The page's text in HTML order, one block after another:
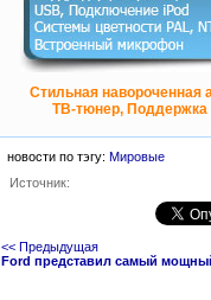
Стильная навороченная
ТВ-тюнер, Поддержка
новости по тэгу: Мировые
Источник:
<< Предыдущая
Ford представил самый